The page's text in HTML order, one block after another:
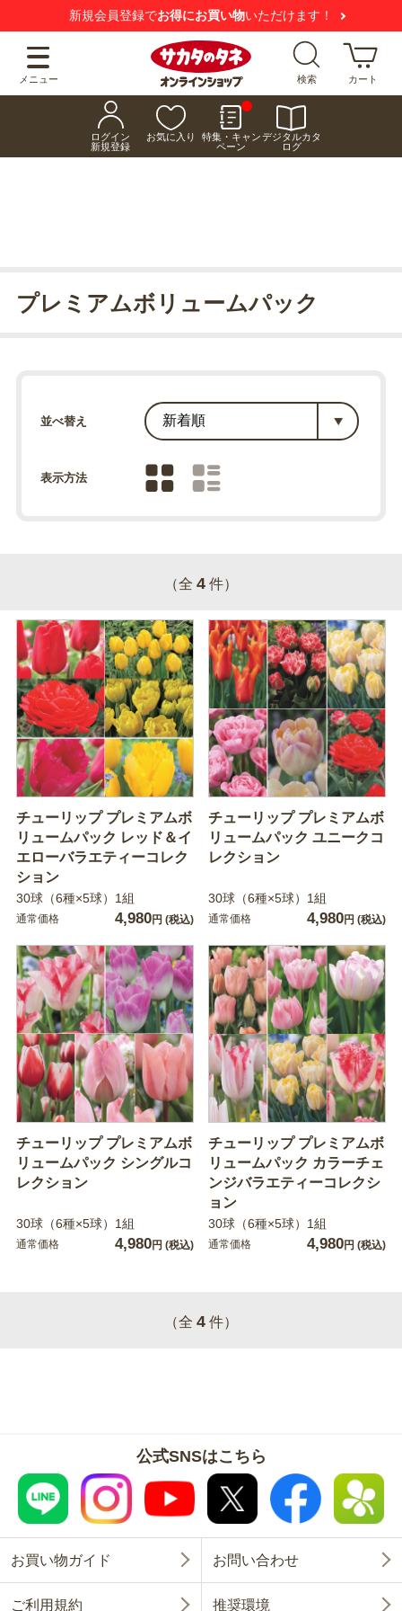
新規会員登録でお得にお買い物いただけます！
メニュー 検索 カート
ログイン
新規登録
お気に入り
特集・キャン
ペーン
デジタルカタ
ログ
プレミアムボリュームパック
並べ替え
表示方法
（全 4 件）
チューリップ プレミアムボ
リュームパック レッド＆イ
エローバラエティーコレク
ション
30球（6種×5球）1組
通常価格 4,980円 (税込)
チューリップ プレミアムボ
リュームパック ユニークコ
レクション
30球（6種×5球）1組
通常価格 4,980円 (税込)
チューリップ プレミアムボ
リュームパック シングルコ
レクション
30球（6種×5球）1組
通常価格 4,980円 (税込)
チューリップ プレミアムボ
リュームパック カラーチェ
ンジバラエティーコレクシ
ョン
30球（6種×5球）1組
通常価格 4,980円 (税込)
（全 4 件）
公式SNSはこちら
お買い物ガイド お問い合わせ
ご利用規約 推奨環境